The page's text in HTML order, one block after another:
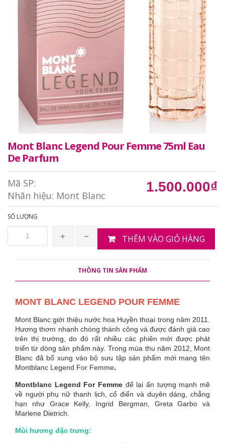
Mont Blanc Legend Pour Femme 75ml Eau
De Parfum
Mã SP:
Nhãn hiệu: Mont Blanc
1.500.000₫
SỐ LƯỢNG
THÊM VÀO GIỎ HÀNG
THÔNG TIN SẢN PHẨM
MONT BLANC LEGEND POUR FEMME
Mont Blanc giới thiệu nước hoa Huyền thoại trong năm 2011.
Hương thơm nhanh chóng thành công và được đánh giá cao
trên thị trường, do đó rất nhiều các phiên mới được phát
triển từ dòng sản phẩm này. Trong mùa thu năm 2012, Mont
Blanc đã bổ xung vào bộ sưu tập sản phẩm mới mang tên
Montblanc Legend For Femme.
Montblanc Legend For Femme để lại ấn tượng mạnh mẽ
về người phụ nữ thanh lịch, cổ điển và duyên dáng, chẳng
hạn như Grace Kelly, Ingrid Bergman, Greta Garbo và
Marlene Dietrich.
Mùi hương đặc trưng: